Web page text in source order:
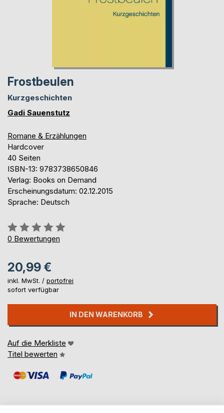
Frostbeulen
Kurzgeschichten
Gadi Sauenstutz
Romane & Erzählungen
Hardcover
40 Seiten
ISBN-13: 9783738650846
Verlag: Books on Demand
Erscheinungsdatum: 02.12.2015
Sprache: Deutsch
Bewertung::
0%
0 Bewertungen
20,99 €
inkl. MwSt. / portofrei
sofort verfügbar
IN DEN WARENKORB
Auf die Merkliste
Titel bewerten